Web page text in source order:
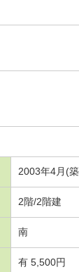
2003年4月(
2階/2階建
南
有 5,500円